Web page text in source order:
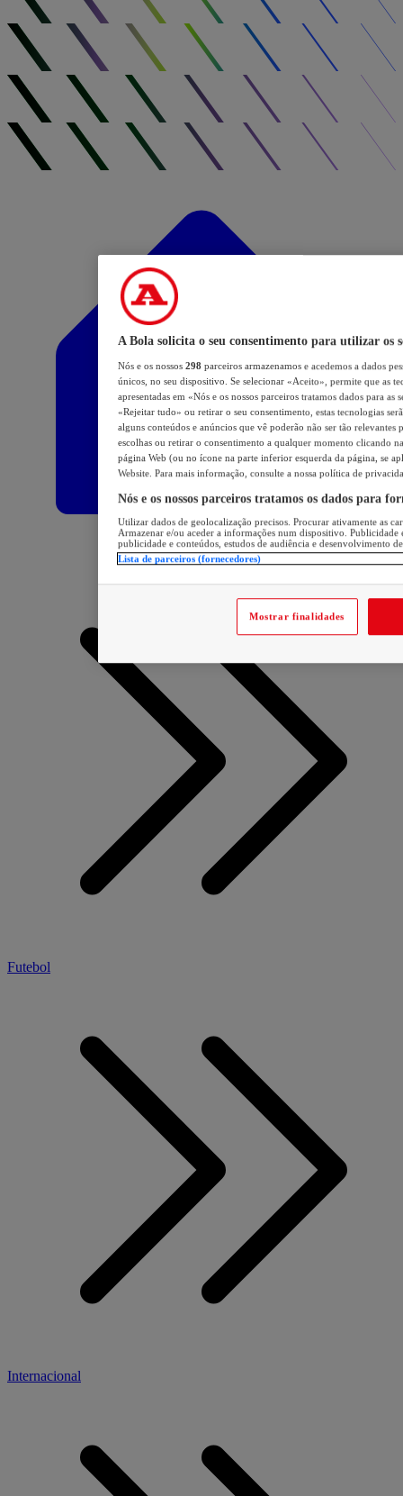
Futebol
Internacional
A Bola solicita o seu consentimento para utilizar os
Nós e os nossos 298 parceiros armazenamos e acedemos a dados
únicos, no seu dispositivo. Se selecionar «Aceito», permite que as
apresentadas em «Nós e os nossos parceiros tratamos dados para
«Rejeitar tudo» ou retirar o seu consentimento, estas tecnologias
alguns conteúdos e anúncios que vê poderão não ser tão relevantes
escolhas ou retirar o consentimento a qualquer momento clicando
página Web (ou no ícone na parte inferior esquerda da página, se
Website. Para mais informação, consulte a nossa política de
Nós e os nossos parceiros tratamos os dados para
Utilizar dados de geolocalização precisos. Procurar ativamente as
Armazenar e/ou aceder a informações num dispositivo. Publicidade
publicidade e conteúdos, estudos de audiência e desenvolvimento
Lista de parceiros (fornecedores)
Mostrar finalidades